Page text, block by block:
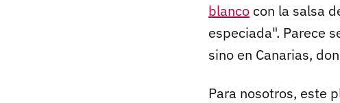
blanco con la salsa
especiada". Parece
sino en Canarias,
Para nosotros, este